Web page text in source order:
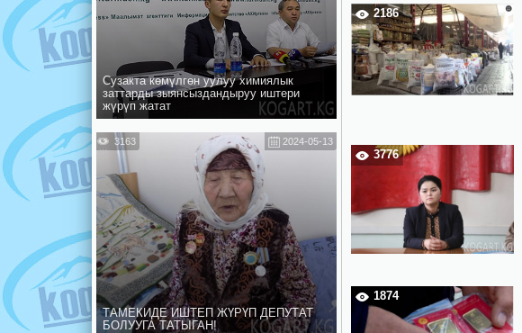
Сузакта көмүлгөн уулуу химиялык
заттарды зыянсыздандыруу иштери
жүрүп жатат
2024-05-13
3163
ТАМЕКИДЕ ИШТЕП ЖҮРҮП ДЕПУТАТ
БОЛУУГА ТАТЫГАН!
2186
3776
1874